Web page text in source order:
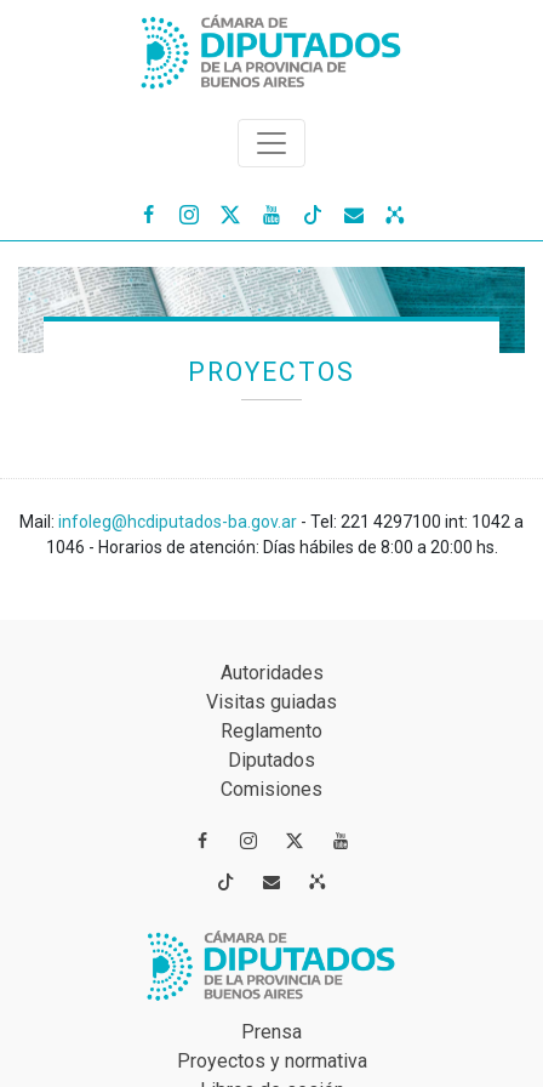
   
PROYECTOS
Mail: infoleg@hcdiputados-ba.gov.ar - Tel: 221 4297100 int: 1042 a
1046 - Horarios de atención: Días hábiles de 8:00 a 20:00 hs.
Autoridades
Visitas guiadas
Reglamento
Diputados
Comisiones
 
 
Prensa
Proyectos y normativa